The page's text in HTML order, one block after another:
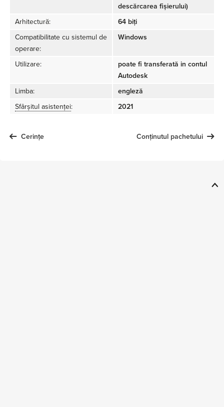
descărcarea fișierului)
Arhitectură:
64 biți
Compatibilitate cu sistemul de
operare:
Windows
Utilizare:
poate fi transferată in contul
Autodesk
Limba:
engleză
Sfârșitul asistenței: 2021
Cerințe Conținutul pachetului